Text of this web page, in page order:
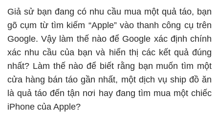
Giả sử bạn đang có nhu cầu mua một quả táo, bạn
gõ cụm từ tìm kiếm “Apple” vào thanh công cụ trên
Google. Vậy làm thế nào để Google xác định chính
xác nhu cầu của bạn và hiển thị các kết quả đúng
nhất? Làm thế nào để biết rằng bạn muốn tìm một
cửa hàng bán táo gần nhất, một dịch vụ ship đồ ăn
là quả táo đến tận nơi hay đang tìm mua một chiếc
iPhone của Apple?